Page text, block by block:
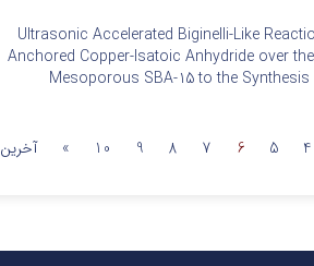
Ultrasonic Accelerated Biginelli‐Like
Anchored Copper‐Isatoic Anhydride over
Mesoporous SBA‐15 to the
4
5
6
7
8
9
10
» آخرین